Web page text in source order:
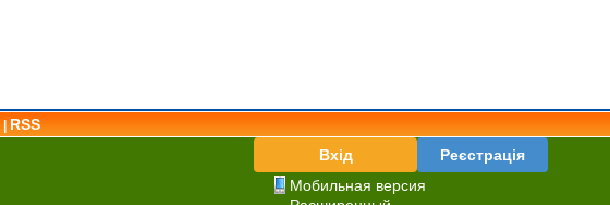
RSS
Вхід
Реєстрація
Мобильная версия